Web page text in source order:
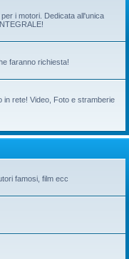
i motori. Dedicata all'unica
faranno richiesta!
in rete! Video, Foto e stramberie
famosi, film ecc